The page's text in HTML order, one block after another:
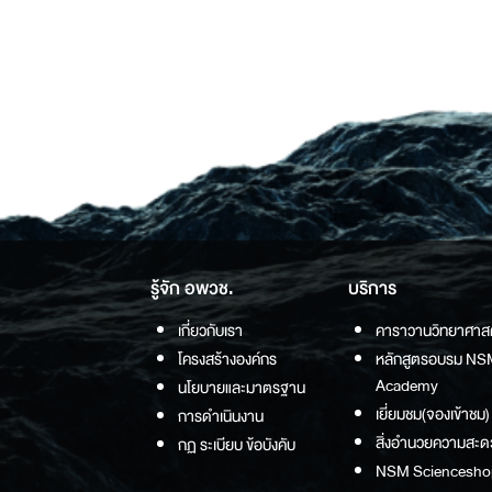
รู้จัก อพวช.
เกี่ยวกับเรา
โครงสร้างองค์กร
นโยบายและมาตรฐาน
การดำเนินงาน
กฏ ระเบียบ ข้อบังคับ
บริการ
คาราวานวิทยาศา
หลักสูตรอบรม
Academy
เยี่ยมชม(จองเข้าชม)
สิ่งอำนวยความสะ
NSM